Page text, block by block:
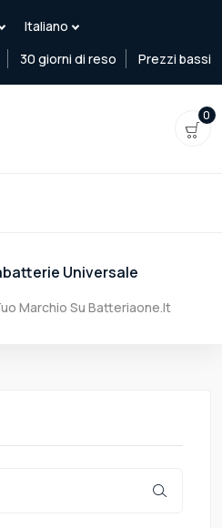
30 giorni di reso Prezzi bassi
0
Universale
Marchio Su Batteriaone.it